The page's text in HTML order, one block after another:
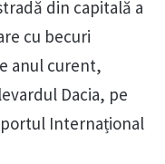
din capitală a
cu becuri
anul curent,
Dacia, pe
Internațional